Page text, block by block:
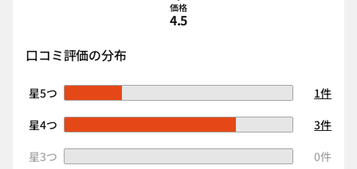
価格
4.5
口コミ評価の分布
星5つ
1件
星4つ
3件
星3つ
0件